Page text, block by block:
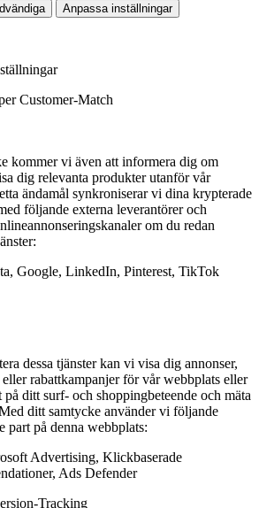
Anpassa inställningar
Customer-Match
kommer vi även att informera dig om
dig relevanta produkter utanför vår
ändamål synkroniserar vi dina krypterade
följande externa leverantörer och
om du redan
Google, LinkedIn, Pinterest, TikTok
dessa tjänster kan vi visa dig annonser,
rabattkampanjer för vår webbplats eller
på ditt surf- och shoppingbeteende och mäta
ditt samtycke använder vi följande
part på denna webbplats:
Advertising, Klickbaserade
Ads Defender
Tracking